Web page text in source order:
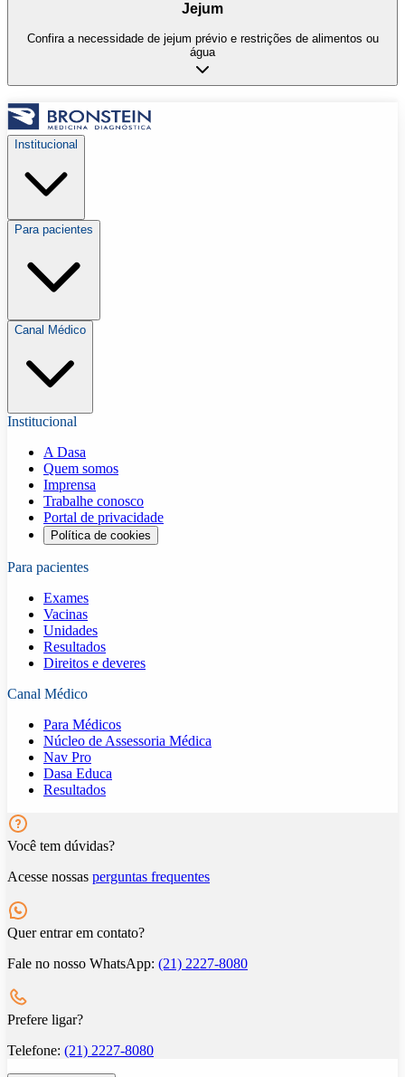
Jejum
Confira a necessidade de jejum prévio e restrições de alimentos ou
água
Institucional
Para pacientes
Canal Médico
Institucional
A Dasa
Quem somos
Imprensa
Trabalhe conosco
Portal de privacidade
Política de cookies
Para pacientes
Exames
Vacinas
Unidades
Resultados
Direitos e deveres
Canal Médico
Para Médicos
Núcleo de Assessoria Médica
Nav Pro
Dasa Educa
Resultados
Você tem dúvidas?
Acesse nossas perguntas frequentes
Quer entrar em contato?
Fale no nosso WhatsApp: (21) 2227-8080
Prefere ligar?
Telefone: (21) 2227-8080